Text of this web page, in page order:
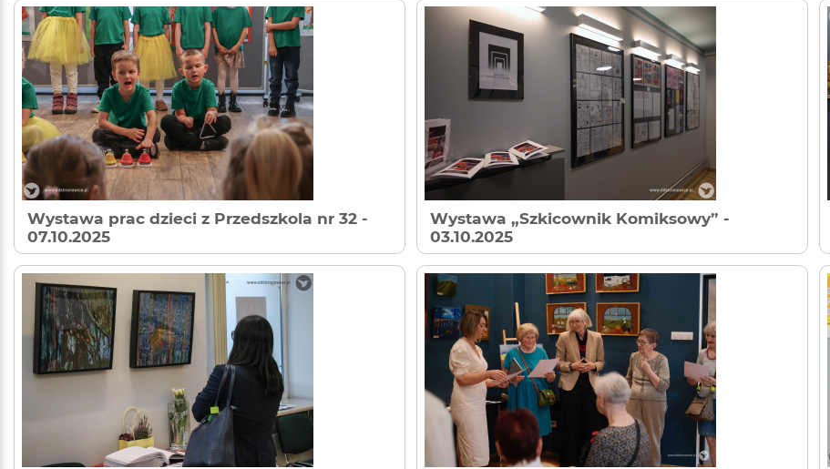
Wystawa prac dzieci z Przedszkola nr 32 -
07.10.2025
Wystawa „Szkicownik Komiksowy” -
03.10.2025